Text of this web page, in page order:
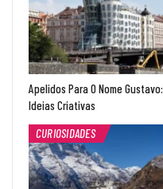
Apelidos Para O Nome Gustavo:
Ideias Criativas
CURIOSIDADES